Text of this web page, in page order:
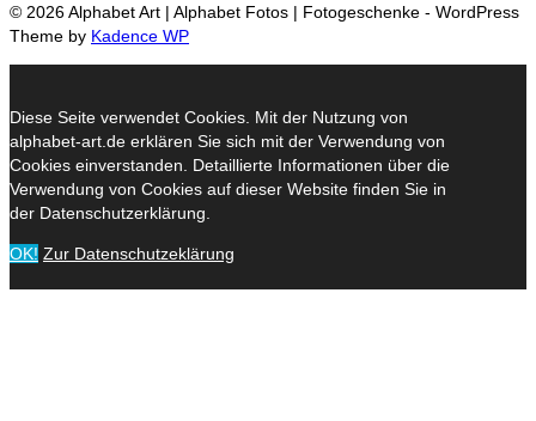
© 2026 Alphabet Art | Alphabet Fotos | Fotogeschenke - WordPress
Theme by Kadence WP
Diese Seite verwendet Cookies. Mit der Nutzung von
alphabet-art.de erklären Sie sich mit der Verwendung von
Cookies einverstanden. Detaillierte Informationen über die
Verwendung von Cookies auf dieser Website finden Sie in
der Datenschutzerklärung.
OK! Zur Datenschutzeklärung